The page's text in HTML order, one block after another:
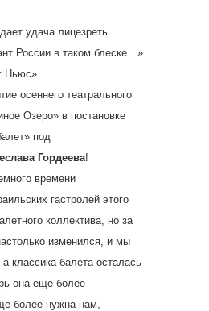
удача лицезреть
России в таком блеске…»
Ньюс»
осеннего театрального
Озеро» в постановке
под
Гордеева!
времени
гастролей этого
коллектива, но за
изменился, и мы
классика балета осталась
она еще более
более нужна нам,